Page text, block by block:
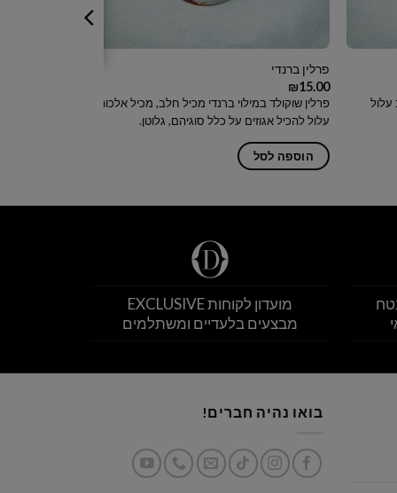
עלול
פרלין ברנדי
₪15.00
פרלין שוקולד במילוי ברנדי מכיל חלב, מכיל אלכוהול
עלול להכיל אגוזים על כלל סוגיהם, גלוטן.
הוספה לסל
מועדון לקוחות EXCLUSIVE
מבצעים בלעדיים ומשתלמים
בואו נהיה חברים!